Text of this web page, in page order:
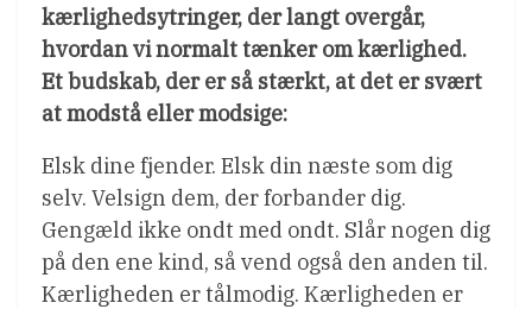
kærlighedsytringer, der langt overgår,
hvordan vi normalt tænker om kærlighed.
Et budskab, der er så stærkt, at det er svært
at modstå eller modsige:
Elsk dine fjender. Elsk din næste som dig
selv. Velsign dem, der forbander dig.
Gengæld ikke ondt med ondt. Slår nogen dig
på den ene kind, så vend også den anden til.
Kærligheden er tålmodig. Kærligheden er